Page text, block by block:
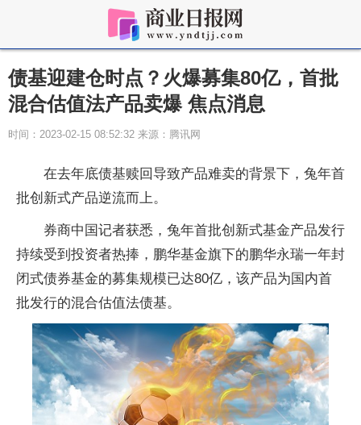
债基迎建仓时点？火爆募集80亿，首批
混合估值法产品卖爆 焦点消息
时间：2023-02-15 08:52:32 来源：腾讯网
在去年底债基赎回导致产品难卖的背景下，兔年首
批创新式产品逆流而上。
券商中国记者获悉，兔年首批创新式基金产品发行
持续受到投资者热捧，鹏华基金旗下的鹏华永瑞一年封
闭式债券基金的募集规模已达80亿，该产品为国内首
批发行的混合估值法债基。